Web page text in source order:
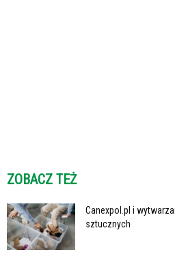
ZOBACZ TEŻ
Canexpol.pl i
sztucznych